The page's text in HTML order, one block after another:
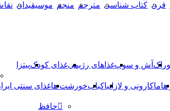
قرن کتاب شناسی مترجم منجم موسیقیدان
آش و سوپغذاهای رژیمیغذای کودکپیتزا
هاماکارونی و لازانیاکبابخورشت هاغذای سنتی
حافظ